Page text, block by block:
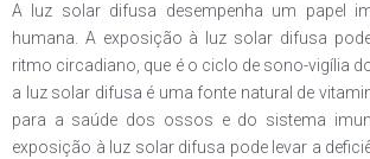
A luz solar difusa desempenha um papel
humana. A exposição à luz solar difusa
ritmo circadiano, que é o ciclo de sono-vigília
a luz solar difusa é uma fonte natural de
para a saúde dos ossos e do sistema
exposição à luz solar difusa pode levar a